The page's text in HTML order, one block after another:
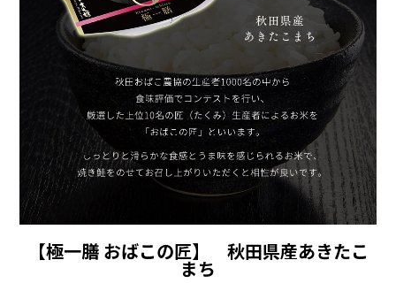
【極一膳 おばこの匠】 秋田県産あきたこ
まち